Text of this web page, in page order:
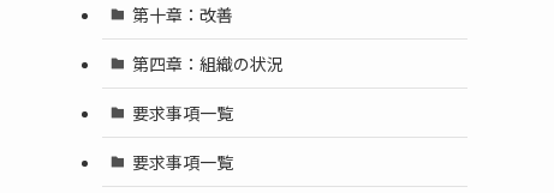
第十章：改善
第四章：組織の状況
要求事項一覧
要求事項一覧